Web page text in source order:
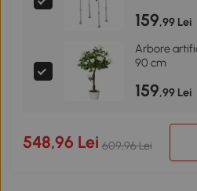
159,99 Lei
Arbore
90 cm
159,99 Lei
548,96 Lei 609,96 Lei